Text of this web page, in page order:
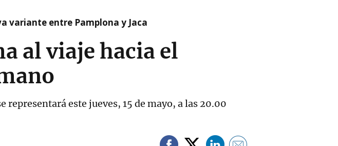
variante entre Pamplona y Jaca
al viaje hacia el
este jueves, 15 de mayo, a las 20.00